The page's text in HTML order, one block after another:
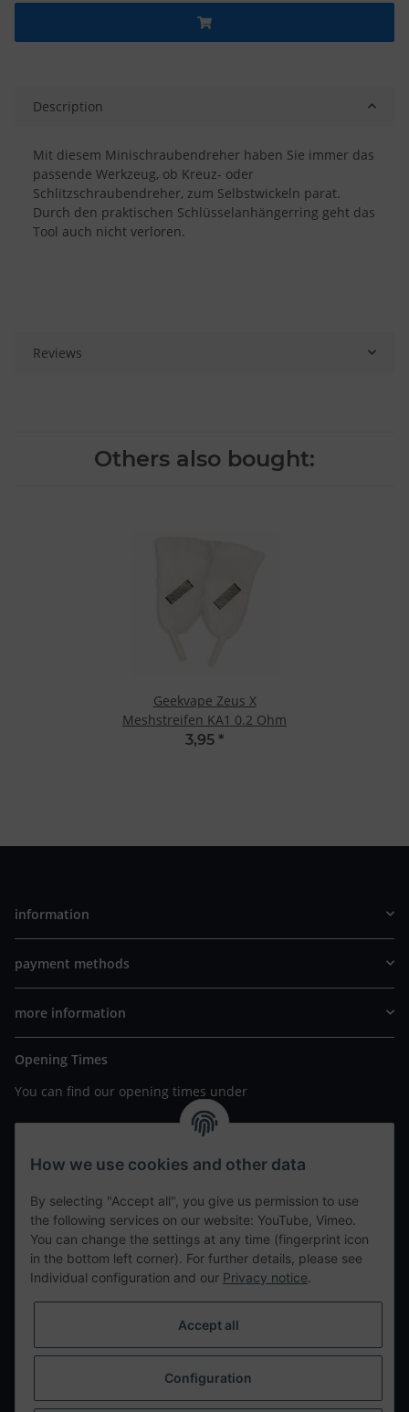
Description
Mit diesem Minischraubendreher haben Sie immer das
passende Werkzeug, ob Kreuz- oder
Schlitzschraubendreher, zum Selbstwickeln parat.
Durch den praktischen Schlüsselanhängerring geht das
Tool auch nicht verloren.
Reviews
Others also bought:
Geekvape Zeus X
Meshstreifen KA1 0.2 Ohm
3,95 *
information
payment methods
more information
Opening Times
You can find our opening times under
https://www.wannavapor.de/Filialen
your personal site
contact details
tweet
teilen
Withdraw from contract
How we use cookies and other data
By selecting "Accept all", you give us permission to use
the following services on our website: YouTube, Vimeo.
You can change the settings at any time (fingerprint icon
in the bottom left corner). For further details, please see
Individual configuration and our Privacy notice.
Accept all
Configuration